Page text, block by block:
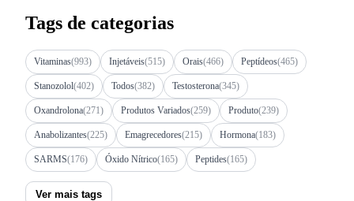
Tags de categorias
Vitaminas(993) Injetáveis(515) Orais(466) Peptídeos(465)
Stanozolol(402) Todos(382) Testosterona(345)
Oxandrolona(271) Produtos Variados(259) Produto(239)
Anabolizantes(225) Emagrecedores(215) Hormona(183)
SARMS(176) Óxido Nítrico(165) Peptides(165)
Ver mais tags